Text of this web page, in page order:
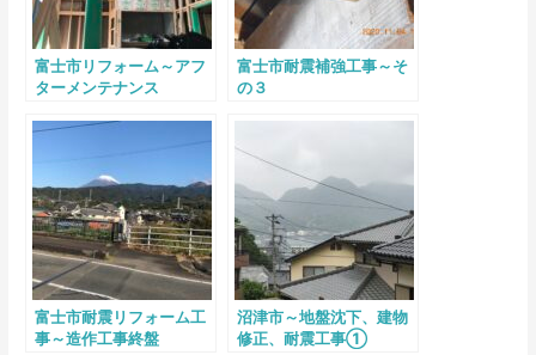
富士市リフォーム～アフ
ターメンテナンス
富士市耐震補強工事～そ
の３
富士市耐震リフォーム工
事～造作工事終盤
沼津市～地盤沈下、建物
修正、耐震工事①